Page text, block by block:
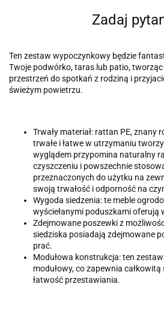
Zadaj
Ten zestaw wypoczynkowy będzie
Twoje podwórko, taras lub patio,
przestrzeń do spotkań z rodziną i
świeżym powietrzu.
Trwały materiał: rattan PE, znany
trwałe i łatwe w utrzymaniu
wyglądem przypomina naturalny
czyszczeniu i powszechnie
przeznaczonych do użytku na
swoją trwałość i odporność na
Wygoda siedzenia: te meble
wyściełanymi poduszkami oferują
Zdejmowane poszewki z
siedziska posiadają zdejmowane
prać.
Modułowa konstrukcja: ten
modułowy, co zapewnia
łatwość przestawiania.